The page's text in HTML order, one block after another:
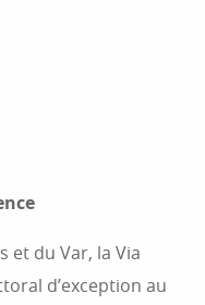
et du Var, la Via
d’exception au